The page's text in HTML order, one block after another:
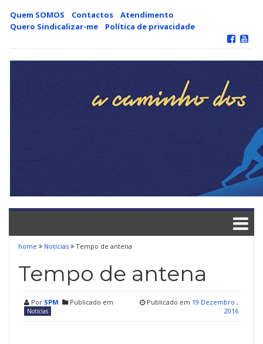
Skip
content
Quem SOMOS Contactos
Atendimento
Quero Sindicalizar-me
Política de privacidade
home Notícias Tempo de antena
Tempo de antena
Por SPM Publicado em
Notícias
Publicado em 19 Dezembro ,
2016